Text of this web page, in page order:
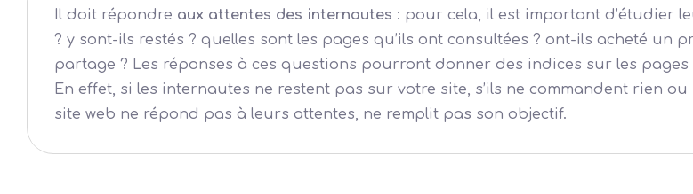
Il doit répondre aux attentes des internautes : pour cela, il est important d’étudier
? y sont-ils restés ? quelles sont les pages qu’ils ont consultées ? ont-ils acheté
partage ? Les réponses à ces questions pourront donner des indices sur les
En effet, si les internautes ne restent pas sur votre site, s’ils ne commandent rien
site web ne répond pas à leurs attentes, ne remplit pas son objectif.